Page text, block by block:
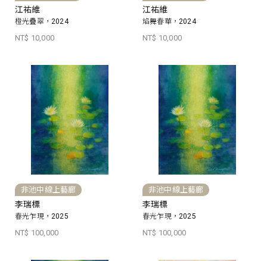
江祐維
橙光疊翠，2024
NT$ 10,000
江祐維
焰舞春華，2024
NT$ 10,000
非池中線上藝廊
李瑞標
春光乍現，2025
NT$ 100,000
非池中線上藝廊
李瑞標
春光乍現，2025
NT$ 100,000